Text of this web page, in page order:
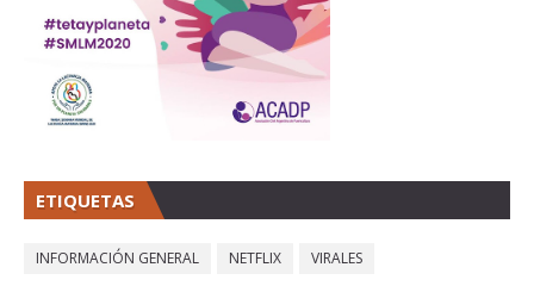
ETIQUETAS
INFORMACIÓN GENERAL NETFLIX VIRALES